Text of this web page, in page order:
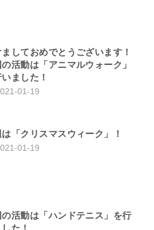
ましておめでとうございます！
活動は「アニマルウォーク」
ました！
01-19
「クリスマスウィーク」！
01-19
の活動は「ハンドテニス」を行
た！